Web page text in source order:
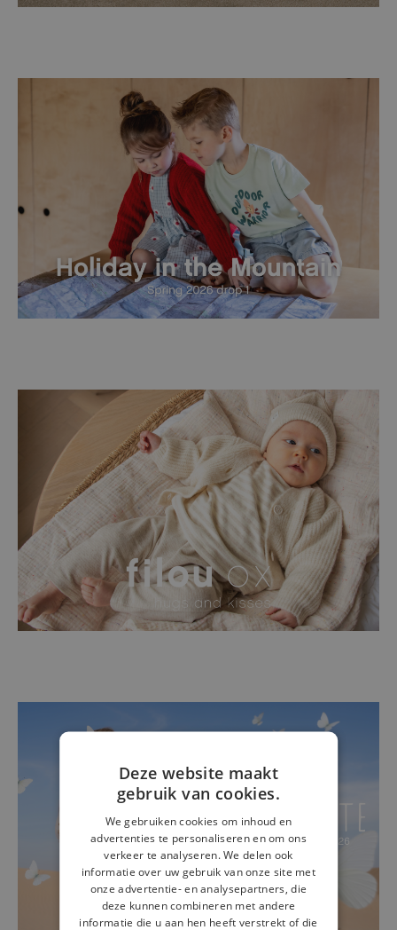
Deze website maakt
gebruik van cookies.
We gebruiken cookies om inhoud en
advertenties te personaliseren en om ons
verkeer te analyseren. We delen ook
informatie over uw gebruik van onze site met
onze advertentie- en analysepartners, die
deze kunnen combineren met andere
informatie die u aan hen heeft verstrekt of die